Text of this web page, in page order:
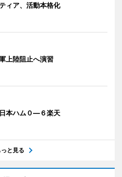
ィア、活動本格化
上陸阻止へ演習
本ハム０―６楽天
っと見る